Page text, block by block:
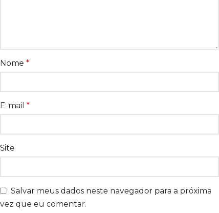
Nome *
E-mail *
Site
Salvar meus dados neste navegador para a próxima
vez que eu comentar.